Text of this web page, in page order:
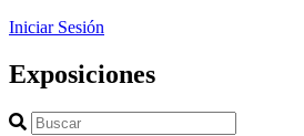
Iniciar Sesión
Exposiciones